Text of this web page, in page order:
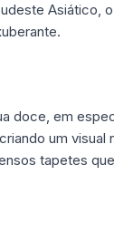
Asiático, o
doce, em
um visual
tapetes que